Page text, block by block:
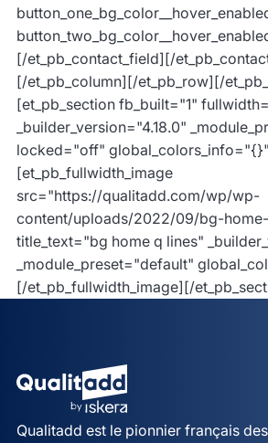
[/et_pb_contact_field][/
[/et_pb_column][/et_pb_row][/
[et_pb_section fb_built="1"
_builder_version="4.18.0"
locked="off"
[et_pb_fullwidth_image
src="https://qualitadd.com/wp/wp-
content/uploads/2022/09/bg-
title_text="bg home q lines"
_module_preset="default"
[/et_pb_fullwidth_image][/
Qualitadd est le pionnier français